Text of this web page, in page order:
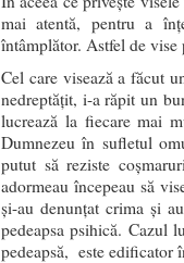
mai atentă, pentru a
întâmplător. Astfel de vise
Cel care visează a făcut
nedreptățit, i-a răpit un
lucrează la fiecare mai
Dumnezeu în sufletul
putut să reziste
adormeau începeau să
și-au denunțat crima și
pedeapsa psihică. Cazul
pedeapsă, este edificator